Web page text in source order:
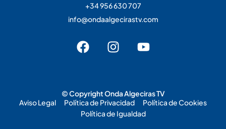
+34 956 630 707
info@ondaalgecirastv.com
© Copyright Onda Algeciras TV
Aviso Legal
Política de Privacidad
Política de Cookies
Política de Igualdad